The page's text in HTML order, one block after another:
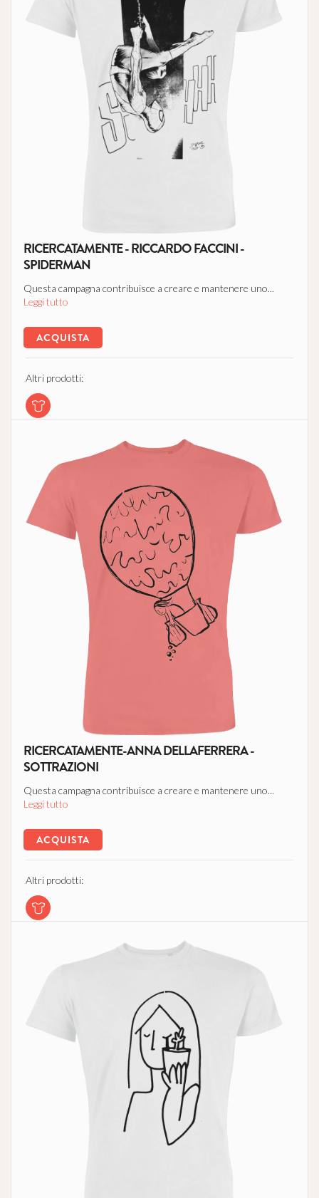
RICERCATAMENTE - RICCARDO FACCINI -
SPIDERMAN
Questa campagna contribuisce a creare e mantenere uno...
Leggi tutto
ACQUISTA
Altri prodotti:
RICERCATAMENTE-ANNA DELLAFERRERA -
SOTTRAZIONI
Questa campagna contribuisce a creare e mantenere uno...
Leggi tutto
ACQUISTA
Altri prodotti: